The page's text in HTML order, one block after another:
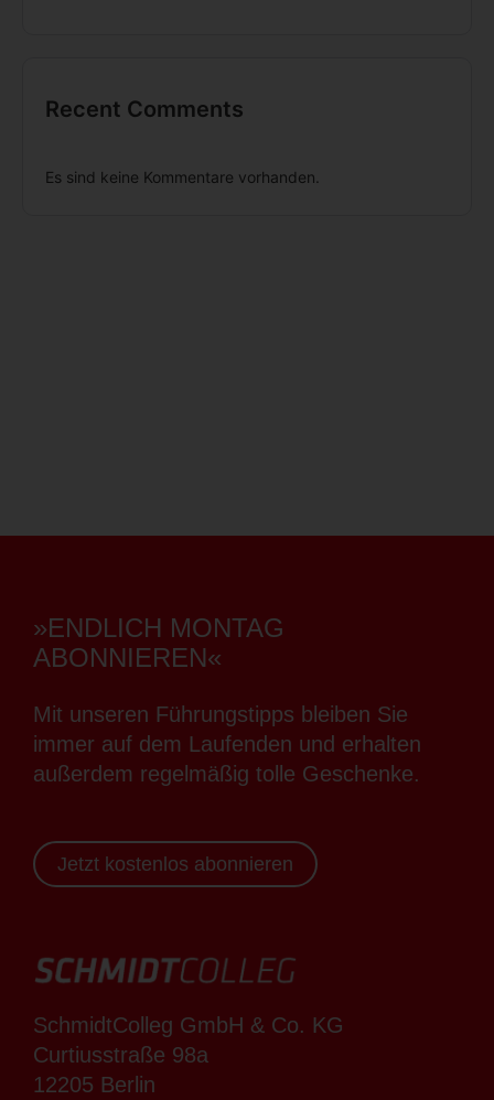
Recent Comments
Es sind keine Kommentare vorhanden.
»ENDLICH MONTAG
ABONNIEREN«
Mit unseren Führungstipps bleiben Sie
immer auf dem Laufenden und erhalten
außerdem regelmäßig tolle Geschenke.
Jetzt kostenlos abonnieren
SchmidtColleg GmbH & Co. KG
Curtiusstraße 98a
12205 Berlin